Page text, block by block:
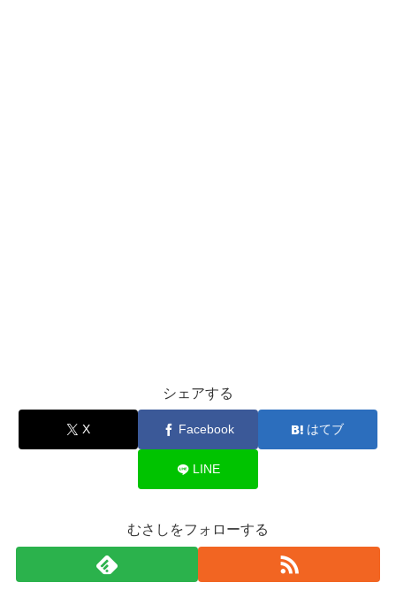
シェアする
X Facebook はてブ
LINE
むさしをフォローする